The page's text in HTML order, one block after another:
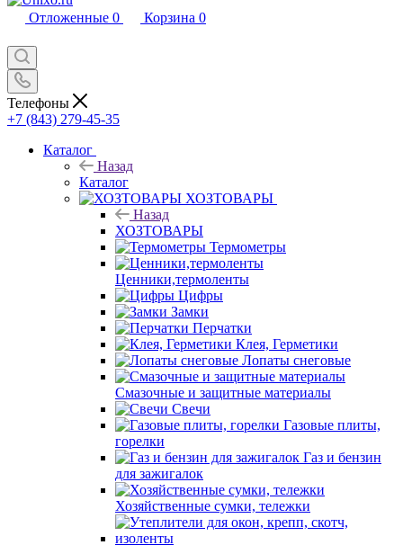
Отложенные 0 Корзина 0
Телефоны
+7 (843) 279-45-35
Каталог
Назад
Каталог
ХОЗТОВАРЫ
Назад
ХОЗТОВАРЫ
Термометры
Ценники,термоленты
Цифры
Замки
Перчатки
Клея, Герметики
Лопаты снеговые
Смазочные и защитные материалы
Свечи
Газовые плиты,
горелки
Газ и бензин
для зажигалок
Хозяйственные сумки, тележки